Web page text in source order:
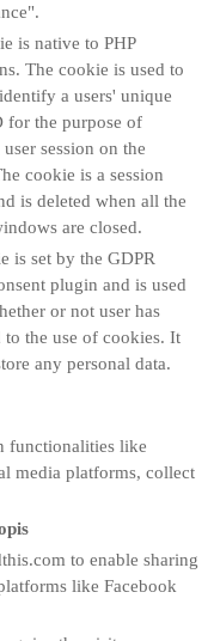
is native to PHP
The cookie is used to
a users' unique
for the purpose of
session on the
cookie is a session
is deleted when all the
are closed.
is set by the GDPR
plugin and is used
or not user has
to the use of cookies. It
any personal data.
functionalities like
media platforms, collect
to enable sharing
like Facebook